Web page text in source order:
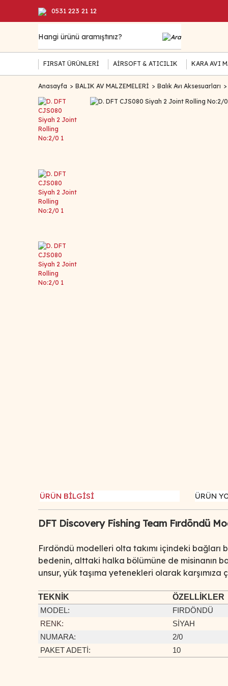
0531 223 21 12
FIRSAT ÜRÜNLERİ AİRSOFT & ATICILIK KARA AVI
Anasayfa BALIK AV MALZEMELERİ Balık Avı Aksesuarları
ÜRÜN BİLGİSİ ÜRÜN
DFT Discovery Fishing Team Fırdöndü
Fırdöndü modelleri olta takımı içindeki
bedenin, alttaki halka bölümüne de misinanın
unsur, yük taşıma yetenekleri olarak
TEKNİK ÖZELLİKLER
MODEL:
FIRDÖNDÜ
RENK:
SİYAH
NUMARA:
2/0
PAKET ADETİ:
10